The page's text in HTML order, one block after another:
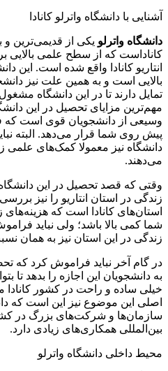
آشنایی با دانشگاه واترلو کانادا
دانشگاه واترلو یکی از قدیمی‌ترین و
کاناداست که از سطح علمی بالایی
انتاریو کانادا واقع شده است. این
بالایی است و به همین علت نیز
تمایل دارند تا در این دانشگاه
مهم‌ترین مزایای تحصیل در این
وسیعی از دانشجویان قوی است که
پیش روی شما قرار می‌دهد. البته
دانشگاه نیز معمولا کمک‌های علمی
می‌دهند.
وقتی که قصد تحصیل در این دانشگاه
زندگی در استان انتاریو را نیز
استان‌های کانادا است که
شما کمی بالا باشد؛ ولی نباید
زندگی در این استان نیز به همان
در گام آخر نباید فراموش کرد که
به دانشجویان این اجازه را بدهد تا
خیلی ساده و راحت در کشور کانادا
سازمان‌ها و شرکت‌های بزرگ در
بین‌المللی همکاری‌های زیادی دارد.
محیط داخلی دانشگاه واترلو